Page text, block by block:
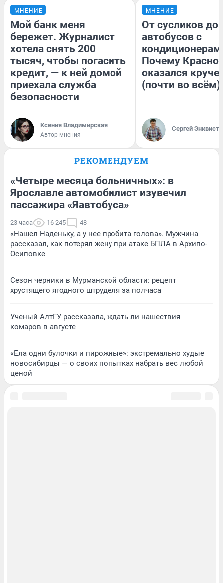
МНЕНИЕ
Мой банк меня
бережет. Журналист
хотела снять 200
тысяч, чтобы погасить
кредит, — к ней домой
приехала служба
безопасности
Ксения Владимирская
Автор мнения
МНЕНИЕ
От сусликов до
автобусов с
Почему
оказался
(почти во всём)
Сергей Энквист
РЕКОМЕНДУЕМ
«Четыре месяца больничных»: в
Ярославле автомобилист изувечил
пассажира «Яавтобуса»
23 часа 16 245 48
«Нашел Наденьку, а у нее пробита голова». Мужчина
рассказал, как потерял жену при атаке БПЛА в Архипо-
Осиповке
Сезон черники в Мурманской области: рецепт
хрустящего ягодного штруделя за полчаса
Ученый АлтГУ рассказала, ждать ли нашествия
комаров в августе
«Ела одни булочки и пирожные»: экстремально худые
новосибирцы — о своих попытках набрать вес любой
ценой